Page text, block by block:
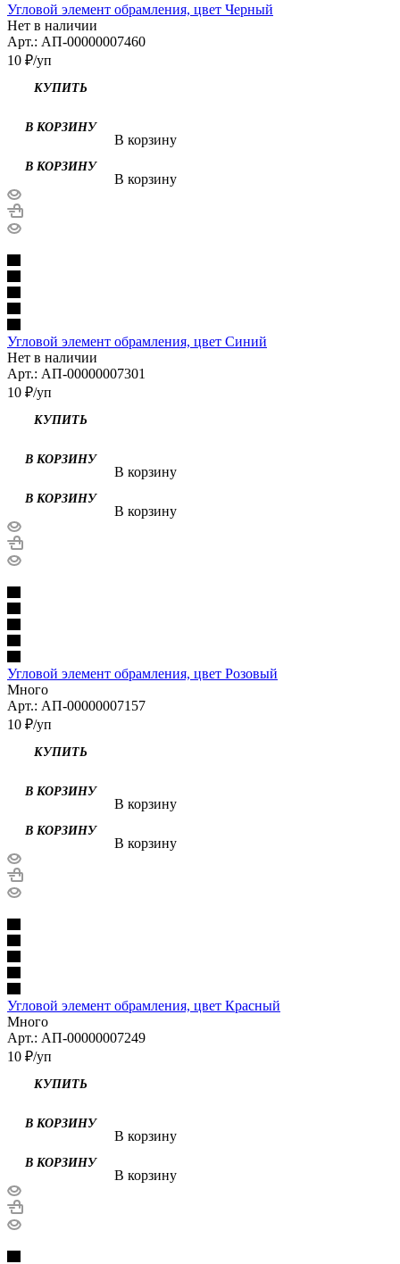
Угловой элемент обрамления, цвет Черный
Нет в наличии
Арт.: АП-00000007460
10 ₽/уп
КУПИТЬ
В корзину
В корзину
Угловой элемент обрамления, цвет Синий
Нет в наличии
Арт.: АП-00000007301
10 ₽/уп
В корзину
В корзину
Угловой элемент обрамления, цвет Розовый
Много
Арт.: АП-00000007157
10 ₽/уп
В корзину
В корзину
Угловой элемент обрамления, цвет Красный
Много
Арт.: АП-00000007249
10 ₽/уп
В корзину
В корзину